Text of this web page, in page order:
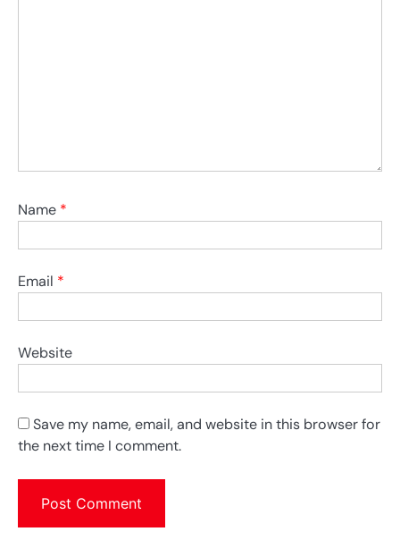
Name *
Email *
Website
Save my name, email, and website in this browser for
the next time I comment.